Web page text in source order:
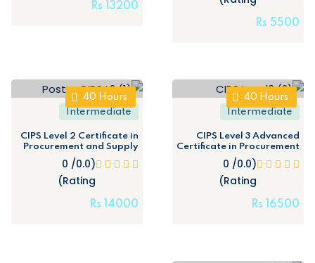
5500
Rs
13200
Rs
40 Hours
Intermediate
CIPS Level 3 Advanced
Certificate in Procurement
and Supply Operations
(On-site)
(0.0/ 0
Rating)
16500
Rs
40 Hours
Intermediate
CIPS Level 2 Certificate in
Procurement and Supply
Operations (On-site)
(0.0/ 0
Rating)
14000
Rs